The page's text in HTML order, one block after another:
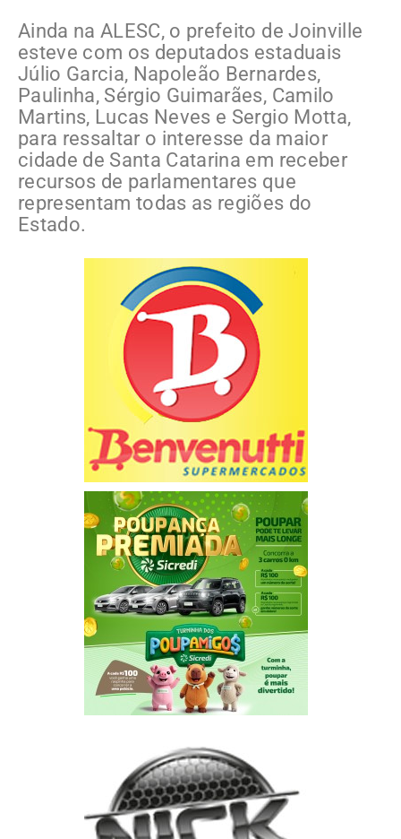
Ainda na ALESC, o prefeito de Joinville
esteve com os deputados estaduais
Júlio Garcia, Napoleão Bernardes,
Paulinha, Sérgio Guimarães, Camilo
Martins, Lucas Neves e Sergio Motta,
para ressaltar o interesse da maior
cidade de Santa Catarina em receber
recursos de parlamentares que
representam todas as regiões do
Estado.